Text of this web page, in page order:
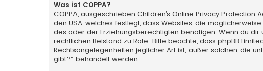
Was ist COPPA?
COPPA, ausgeschrieben Children’s Online Privacy
den USA, welches festlegt, dass Websites, die
des oder der Erziehungsberechtigten benötigen. Wenn du
rechtlichen Beistand zu Rate. Bitte beachte, dass phpBB
Rechtsangelegenheiten jeglicher Art ist; außer solchen, die
gibt?“ behandelt werden.